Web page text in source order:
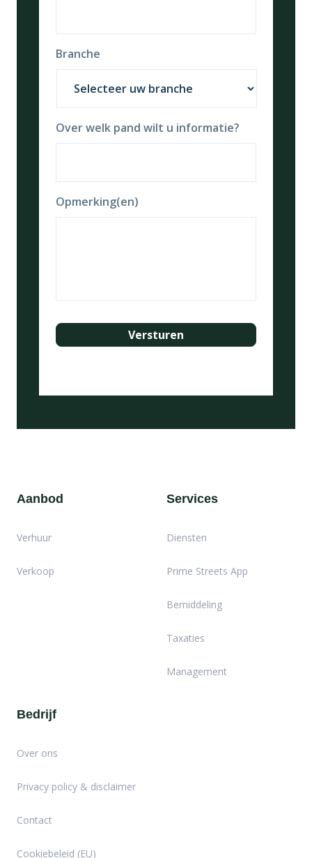
Branche
Over welk pand wilt u informatie?
Opmerking(en)
Aanbod
Verhuur
Verkoop
Services
Diensten
Prime Streets App
Bemiddeling
Taxaties
Management
Bedrijf
Over ons
Privacy policy & disclaimer
Contact
Cookiebeleid (EU)